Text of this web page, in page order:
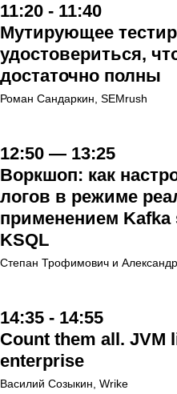
11:20 - 11:40
Мутирующее
удостовериться,
достаточно полны
Роман Сандаркин, SEMrush
12:50 — 13:25
Воркшоп: как
логов в режиме
применением Kafka
KSQL
Степан Трофимович и
14:35 - 14:55
Count them all.
enterprise
Василий Созыкин, Wrike